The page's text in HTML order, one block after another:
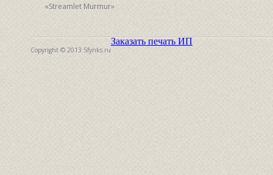
«Streamlet Murmur»
Copyright © 2013 Sfynks.ru
Заказать печать ИП